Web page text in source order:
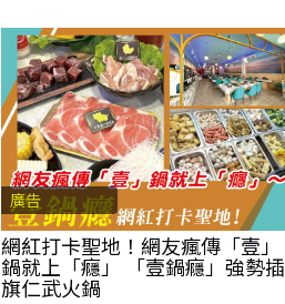
廣告
網紅打卡聖地！網友瘋傳「壹」
鍋就上「癮」 「壹鍋癮」強勢插
旗仁武火鍋